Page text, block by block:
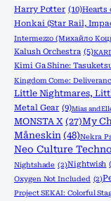
Harry Potter (10)Hearts
Honkai (Star Rail,
Intermezzo (Михайло
Kalush Orchestra (5)
Kimi Ga Shine:
Kingdom Come:
Little Nightmares,
Metal Gear (9)Mias and
MONSTA X (27)My
Måneskin (48)Nekra
Neo Culture
Nightshade (2)Nightwish
Oxygen Not Included (2)
Project SEKAI: Colorful